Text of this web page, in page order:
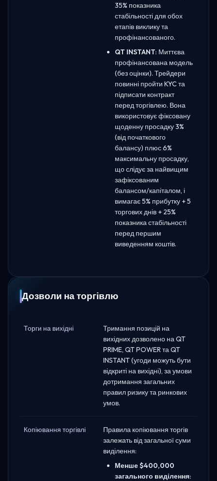
35% показника
стабільності для обох
етапів виклику та
профінансованого.
QT INSTANT: Миттєва
профінансована модель
(без оцінки). Трейдери
повинні пройти KYC та
підписати контракт
перед торгівлею. Вона
використовує фіксовану
щоденну просадку 3%
(від початкового
балансу) плюс 6%
максимальну просадку,
що слідує за найвищим
зафіксованим
балансом/капіталом, і
вимагає 5% прибутку + 5
торгових днів + 25%
показника стабільності
перед першим
виведенням коштів.
Дозволи на торгівлю
Торги на вихідні
Тримання позицій на
вихідних дозволено на QT
PRIME, QT POWER та QT
INSTANT (угоди можуть бути
відкриті на вихідні), за умови
дотримання загальних
правил ризику та ринкових
умов.
Копіювання торгівлі
Правила копіювання торгів
залежать від загальної суми
виділення:
Менше $400,000
загального виділення: